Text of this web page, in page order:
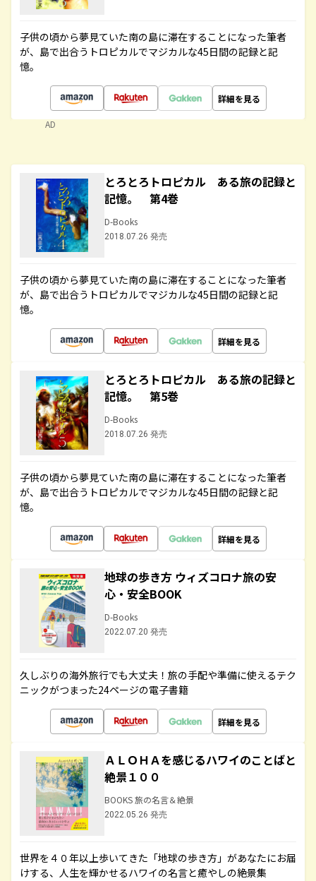
子供の頃から夢見ていた南の島に滞在することになった筆者
が、島で出合うトロピカルでマジカルな45日間の記録と記
憶。
詳細を見る
AD
とろとろトロピカル ある旅の記録と
記憶。 第4巻
D-Books
2018.07.26 発売
子供の頃から夢見ていた南の島に滞在することになった筆者
が、島で出合うトロピカルでマジカルな45日間の記録と記
憶。
詳細を見る
とろとろトロピカル ある旅の記録と
記憶。 第5巻
D-Books
2018.07.26 発売
子供の頃から夢見ていた南の島に滞在することになった筆者
が、島で出合うトロピカルでマジカルな45日間の記録と記
憶。
詳細を見る
地球の歩き方 ウィズコロナ旅の安
心・安全BOOK
D-Books
2022.07.20 発売
久しぶりの海外旅行でも大丈夫！旅の手配や準備に使えるテク
ニックがつまった24ページの電子書籍
詳細を見る
ＡＬＯＨＡを感じるハワイのことばと
絶景１００
BOOKS 旅の名言＆絶景
2022.05.26 発売
世界を４０年以上歩いてきた「地球の歩き方」があなたにお届
けする、人生を輝かせるハワイの名言と癒やしの絶景集